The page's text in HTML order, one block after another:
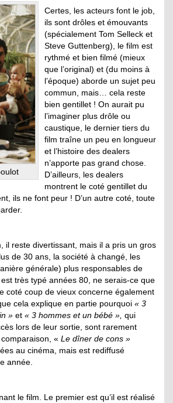
Certes, les acteurs font le job,
ils sont drôles et émouvants
(spécialement Tom Selleck et
Steve Guttenberg), le film est
rythmé et bien filmé (mieux
que l’original) et (du moins à
l’époque) aborde un sujet peu
commun, mais… cela reste
bien gentillet ! On aurait pu
l’imaginer plus drôle ou
caustique, le dernier tiers du
film traîne un peu en longueur
et l’histoire des dealers
n’apporte pas grand chose.
D’ailleurs, les dealers
montrent le coté gentillet du
ils ne font peur ! D’un autre coté, toute
il reste divertissant, mais il a pris un gros
de 30 ans, la société à changé, les
générale) plus responsables de
est très typé années 80, ne serais-ce que
coté coup de vieux concerne également
cela explique en partie pourquoi « 3
» et « 3 hommes et un bébé », qui
lors de leur sortie, sont rarement
« Le dîner de cons »
au cinéma, mais est rediffusé
année.
le film. Le premier est qu’il est réalisé